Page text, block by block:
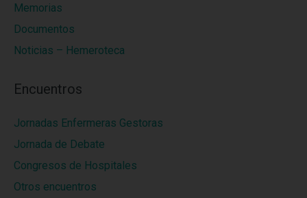
Memorias
Documentos
Noticias – Hemeroteca
Encuentros
Jornadas Enfermeras Gestoras
Jornada de Debate
Congresos de Hospitales
Otros encuentros